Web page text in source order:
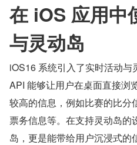
在 iOS 应用中
与灵动岛
iOS16 系统引入了实时活动
API 能够让用户在桌面直接浏
较高的信息，例如比赛的比分
票务信息等。在支持灵动岛的
岛，更是能带给用户沉浸式